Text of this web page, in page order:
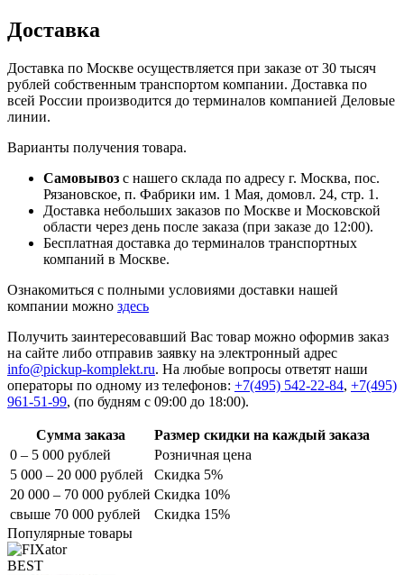
Доставка
Доставка по Москве осуществляется при заказе от 30 тысяч
рублей собственным транспортом компании. Доставка по
всей России производится до терминалов компанией Деловые
линии.
Варианты получения товара.
Самовывоз с нашего склада по адресу г. Москва, пос.
Рязановское, п. Фабрики им. 1 Мая, домовл. 24, стр. 1.
Доставка небольших заказов по Москве и Московской
области через день после заказа (при заказе до 12:00).
Бесплатная доставка до терминалов транспортных
компаний в Москве.
Ознакомиться с полными условиями доставки нашей
компании можно здесь
Получить заинтересовавший Вас товар можно оформив заказ
на сайте либо отправив заявку на электронный адрес
info@pickup-komplekt.ru. На любые вопросы ответят наши
операторы по одному из телефонов: +7(495) 542-22-84, +7(495)
961-51-99, (по будням с 09:00 до 18:00).
Сумма заказа
Размер скидки на каждый заказа
0 – 5 000 рублей
Розничная цена
5 000 – 20 000 рублей
Скидка 5%
20 000 – 70 000 рублей Скидка 10%
свыше 70 000 рублей
Скидка 15%
Популярные товары
BEST